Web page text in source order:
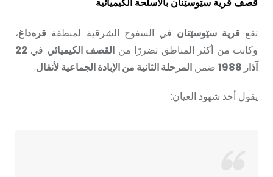
قصف قرية سێوسێنان بالأسلحة الكيميائية
تقع قرية سێوسێنان في السفوح الشرقية لمنطقة قره‌داغ،
وكانت من أكثر المناطق تضررًا من القصف الكيميائي في 22
آذار 1988
ضمن المرحلة الثانية من الإبادة الجماعية لأنفال.
يقول أحد شهود العيان: